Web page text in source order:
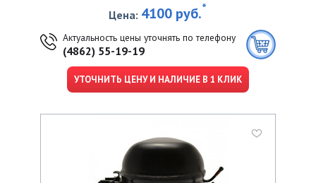
Цена: 4100 руб.*
Актуальность цены уточнять по телефону
(4862) 55-19-19
УТОЧНИТЬ ЦЕНУ И НАЛИЧИЕ В 1 КЛИК